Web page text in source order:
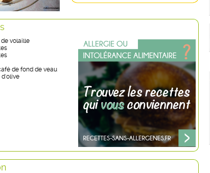
volaille
de fond de veau
d'olive